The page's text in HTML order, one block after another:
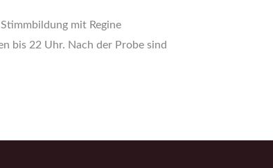
mit Regine
bis 22 Uhr. Nach der Probe sind